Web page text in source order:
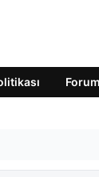
Forum